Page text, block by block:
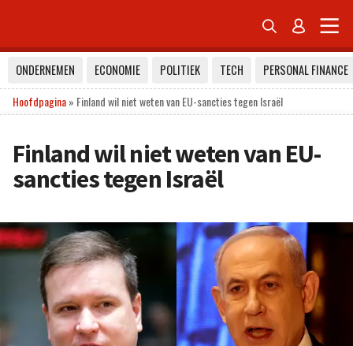
 
ONDERNEMEN ECONOMIE POLITIEK TECH
PERSONAL FINANCE
Hoofdpagina» Finland wil niet weten van EU-sancties tegen Israël
Finland wil niet weten van EU-
sancties tegen Israël